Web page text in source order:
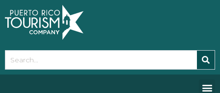
note:
This
website
accessibility